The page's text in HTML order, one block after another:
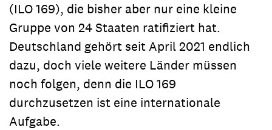
(ILO 169), die bisher aber nur eine kleine
Gruppe von 24 Staaten ratifiziert hat.
Deutschland gehört seit April 2021 endlich
dazu, doch viele weitere Länder müssen
noch folgen, denn die ILO 169
durchzusetzen ist eine internationale
Aufgabe.